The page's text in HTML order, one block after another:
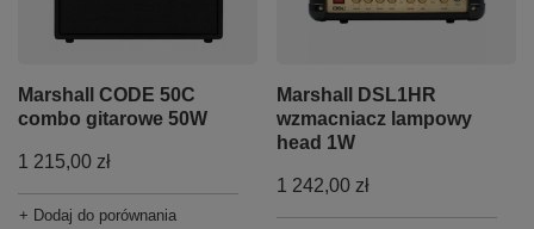
Marshall CODE 50C
combo gitarowe 50W
1 215,00 zł
+ Dodaj do porównania
Marshall DSL1HR
wzmacniacz lampowy
head 1W
1 242,00 zł